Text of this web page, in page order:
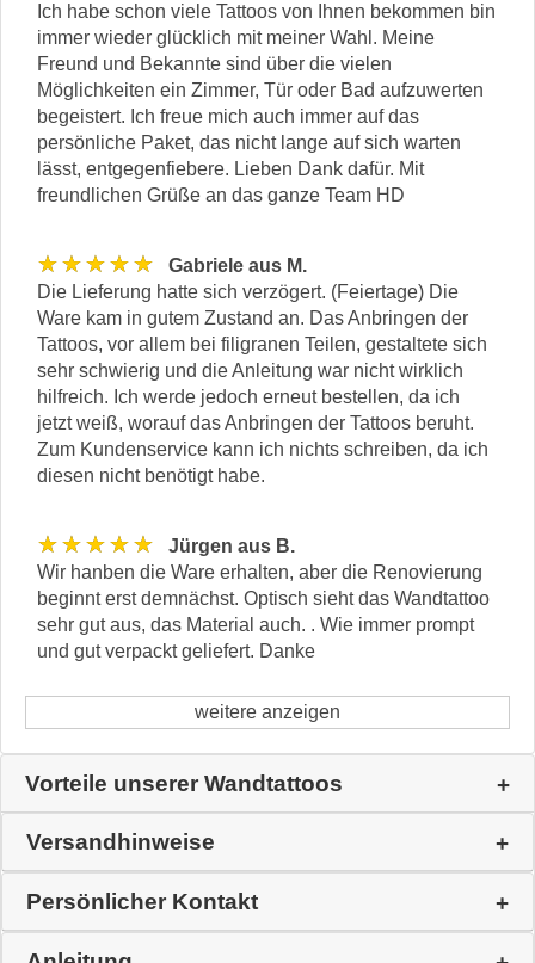
Ich habe schon viele Tattoos von Ihnen bekommen bin
immer wieder glücklich mit meiner Wahl. Meine
Freund und Bekannte sind über die vielen
Möglichkeiten ein Zimmer, Tür oder Bad aufzuwerten
begeistert. Ich freue mich auch immer auf das
persönliche Paket, das nicht lange auf sich warten
lässt, entgegenfiebere. Lieben Dank dafür. Mit
freundlichen Grüße an das ganze Team HD
★★★★★
Gabriele aus M.
Die Lieferung hatte sich verzögert. (Feiertage) Die
Ware kam in gutem Zustand an. Das Anbringen der
Tattoos, vor allem bei filigranen Teilen, gestaltete sich
sehr schwierig und die Anleitung war nicht wirklich
hilfreich. Ich werde jedoch erneut bestellen, da ich
jetzt weiß, worauf das Anbringen der Tattoos beruht.
Zum Kundenservice kann ich nichts schreiben, da ich
diesen nicht benötigt habe.
★★★★★
Jürgen aus B.
Wir hanben die Ware erhalten, aber die Renovierung
beginnt erst demnächst. Optisch sieht das Wandtattoo
sehr gut aus, das Material auch. . Wie immer prompt
und gut verpackt geliefert. Danke
weitere anzeigen
Vorteile unserer Wandtattoos
Versandhinweise
Persönlicher Kontakt